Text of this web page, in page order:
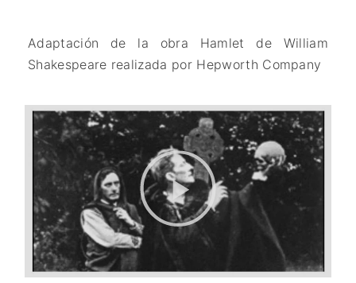
SUECIA
Adaptación de la obra Hamlet de William
Shakespeare realizada por Hepworth Company